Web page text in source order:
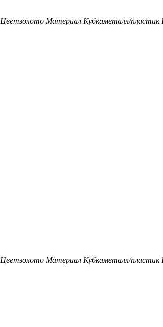
Цветзолото Материал Кубкаметалл/пластик
Цветзолото Материал Кубкаметалл/пластик